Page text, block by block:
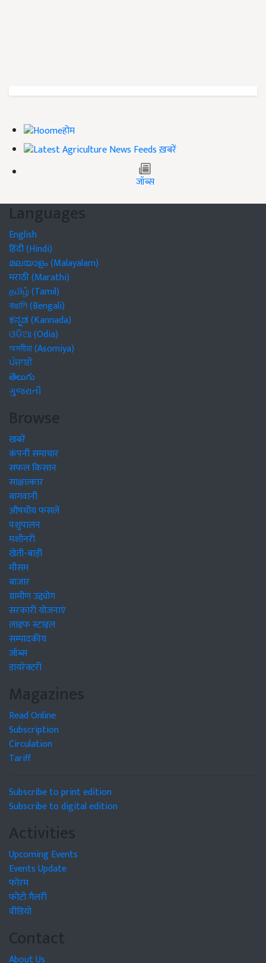
होम
ख़बरें
जॉब्स
Languages
English
हिंदी (Hindi)
മലയാളം (Malayalam)
मराठी (Marathi)
தமிழ் (Tamil)
বাঙালি (Bengali)
ಕನ್ನಡ (Kannada)
ଓଡିଆ (Odia)
অসমীয়া (Asomiya)
ਪੰਜਾਬੀ
తెలుగు
ગુજરાતી
Browse
खबरें
कंपनी समाचार
सफल किसान
साक्षात्कार
बागवानी
औषधीय फसलें
पशुपालन
मशीनरी
खेती-बाड़ी
मौसम
बाजार
ग्रामीण उद्द्योग
सरकारी योजनाएं
लाइफ स्टाइल
सम्पादकीय
जॉब्स
डायरेक्टरी
Magazines
Read Online
Subscription
Circulation
Tariff
Subscribe to print edition
Subscribe to digital edition
Activities
Upcoming Events
Events Update
फोरम
फोटो गैलरी
वीडियो
Contact
About Us